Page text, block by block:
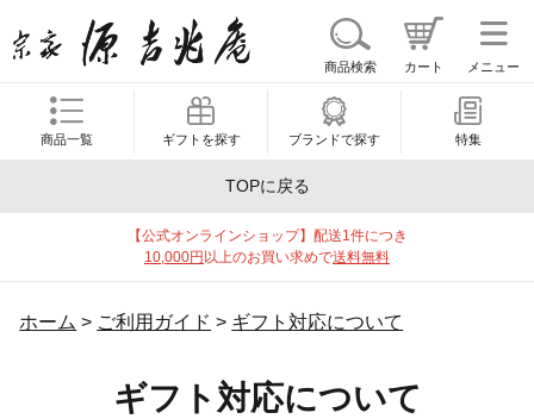
商品検索 カート メニュー
商品一覧 ギフトを探す ブランドで探す 特集
TOPに戻る
【公式オンラインショップ】配送1件につき
10,000円 以上のお買い求めで送料無料
ホーム > ご利用ガイド > ギフト対応について
ギフト対応について